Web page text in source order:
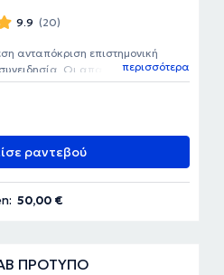
9.9 (20)
ραντεβού
ανταπόκριση επιστημονική
Οι απαραίτητες
εξέταση χωρίς στρες . Να
κέντρο. Ξέρουν τι
περισσότερα
50,00 €
ΠΡΟΤΥΠΟ